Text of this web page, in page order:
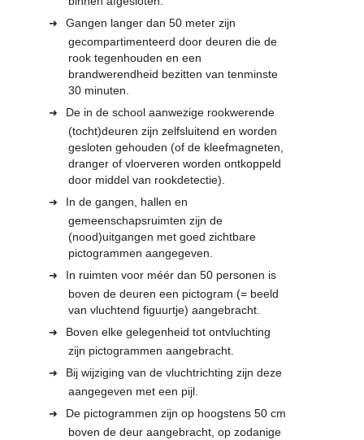
Gangen langer dan 50 meter zijn
gecompartimenteerd door deuren die de
rook tegenhouden en een
brandwerendheid bezitten van tenminste
30 minuten.
De in de school aanwezige rookwerende
(tocht)deuren zijn zelfsluitend en worden
gesloten gehouden (of de kleefmagneten,
dranger of vloerveren worden ontkoppeld
door middel van rookdetectie).
In de gangen, hallen en
gemeenschapsruimten zijn de
(nood)uitgangen met goed zichtbare
pictogrammen aangegeven.
In ruimten voor méér dan 50 personen is
boven de deuren een pictogram (= beeld
van vluchtend figuurtje) aangebracht.
Boven elke gelegenheid tot ontvluchting
zijn pictogrammen aangebracht.
Bij wijziging van de vluchtrichting zijn deze
aangegeven met een pijl.
De pictogrammen zijn op hoogstens 50 cm
boven de deur aangebracht, op zodanige